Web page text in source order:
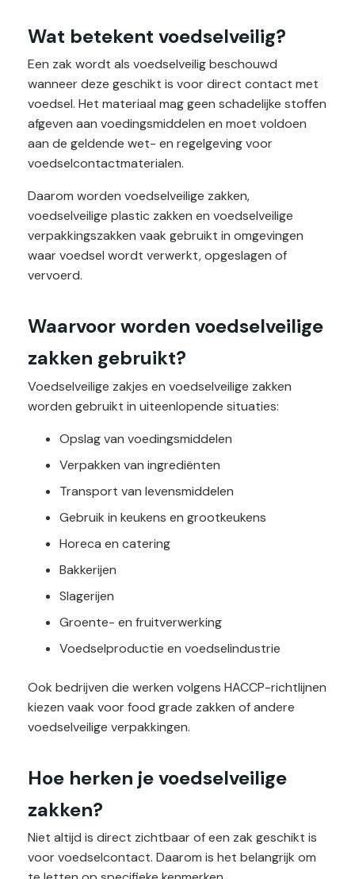
Wat betekent voedselveilig?
Een zak wordt als voedselveilig beschouwd
wanneer deze geschikt is voor direct contact met
voedsel. Het materiaal mag geen schadelijke stoffen
afgeven aan voedingsmiddelen en moet voldoen
aan de geldende wet- en regelgeving voor
voedselcontactmaterialen.
Daarom worden voedselveilige zakken,
voedselveilige plastic zakken en voedselveilige
verpakkingszakken vaak gebruikt in omgevingen
waar voedsel wordt verwerkt, opgeslagen of
vervoerd.
Waarvoor worden voedselveilige
zakken gebruikt?
Voedselveilige zakjes en voedselveilige zakken
worden gebruikt in uiteenlopende situaties:
Opslag van voedingsmiddelen
Verpakken van ingrediënten
Transport van levensmiddelen
Gebruik in keukens en grootkeukens
Horeca en catering
Bakkerijen
Slagerijen
Groente- en fruitverwerking
Voedselproductie en voedselindustrie
Ook bedrijven die werken volgens HACCP-richtlijnen
kiezen vaak voor food grade zakken of andere
voedselveilige verpakkingen.
Hoe herken je voedselveilige
zakken?
Niet altijd is direct zichtbaar of een zak geschikt is
voor voedselcontact. Daarom is het belangrijk om